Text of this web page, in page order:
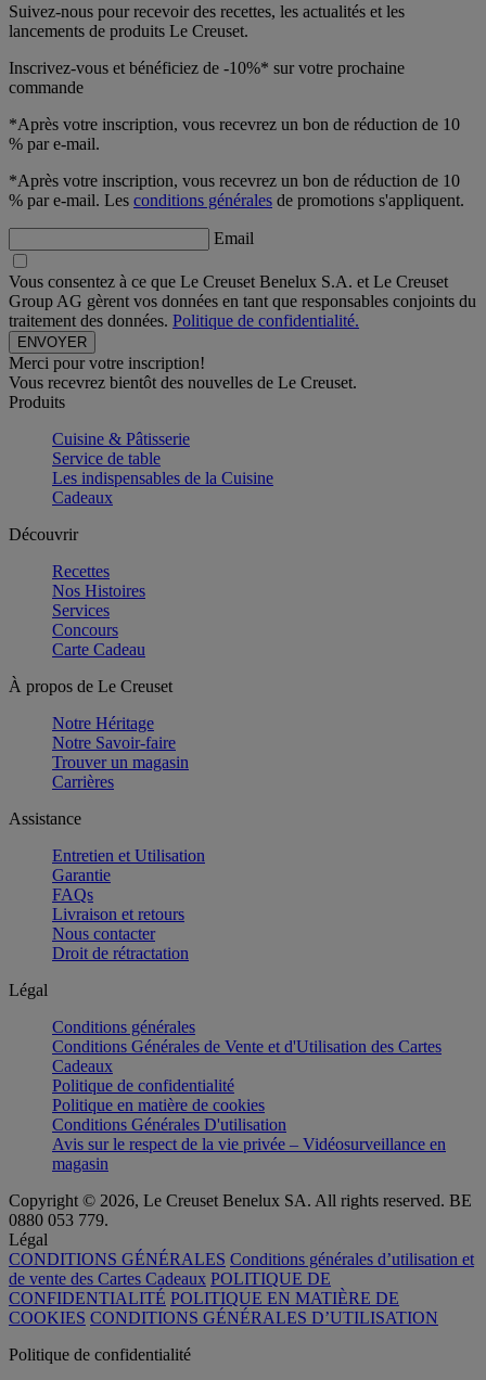
Suivez-nous pour recevoir des recettes, les actualités et les
lancements de produits Le Creuset.
Inscrivez-vous et bénéficiez de -10%* sur votre prochaine
commande
*Après votre inscription, vous recevrez un bon de réduction de 10
% par e-mail.
*Après votre inscription, vous recevrez un bon de réduction de 10
% par e-mail. Les conditions générales de promotions s'appliquent.
Email
Vous consentez à ce que Le Creuset Benelux S.A. et Le Creuset
Group AG gèrent vos données en tant que responsables conjoints du
traitement des données. Politique de confidentialité.
Merci pour votre inscription!
Vous recevrez bientôt des nouvelles de Le Creuset.
Produits
Cuisine & Pâtisserie
Service de table
Les indispensables de la Cuisine
Cadeaux
Découvrir
Recettes
Nos Histoires
Services
Concours
Carte Cadeau
À propos de Le Creuset
Notre Héritage
Notre Savoir-faire
Trouver un magasin
Carrières
Assistance
Entretien et Utilisation
Garantie
FAQs
Livraison et retours
Nous contacter
Droit de rétractation
Légal
Conditions générales
Conditions Générales de Vente et d'Utilisation des Cartes
Cadeaux
Politique de confidentialité
Politique en matière de cookies
Conditions Générales D'utilisation
Avis sur le respect de la vie privée – Vidéosurveillance en
magasin
Copyright © 2026, Le Creuset Benelux SA. All rights reserved. BE
0880 053 779.
Légal
CONDITIONS GÉNÉRALES Conditions générales d’utilisation et
de vente des Cartes Cadeaux POLITIQUE DE
CONFIDENTIALITÉ POLITIQUE EN MATIÈRE DE
COOKIES CONDITIONS GÉNÉRALES D’UTILISATION
Politique de confidentialité